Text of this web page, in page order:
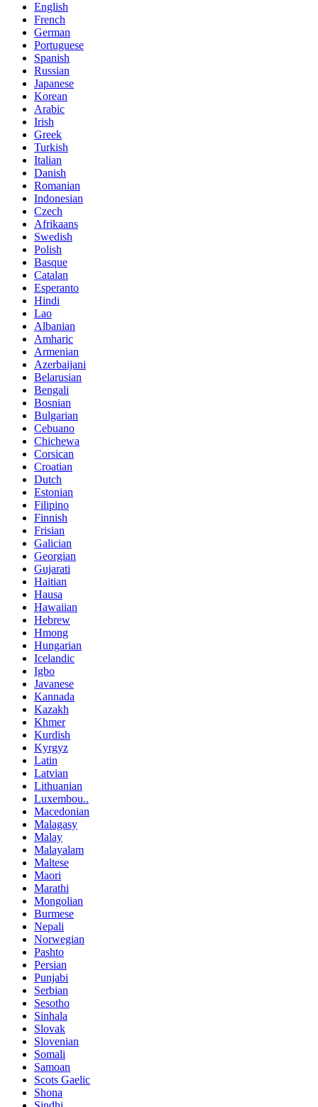
English
French
German
Portuguese
Spanish
Russian
Japanese
Korean
Arabic
Irish
Greek
Turkish
Italian
Danish
Romanian
Indonesian
Czech
Afrikaans
Swedish
Polish
Basque
Catalan
Esperanto
Hindi
Lao
Albanian
Amharic
Armenian
Azerbaijani
Belarusian
Bengali
Bosnian
Bulgarian
Cebuano
Chichewa
Corsican
Croatian
Dutch
Estonian
Filipino
Finnish
Frisian
Galician
Georgian
Gujarati
Haitian
Hausa
Hawaiian
Hebrew
Hmong
Hungarian
Icelandic
Igbo
Javanese
Kannada
Kazakh
Khmer
Kurdish
Kyrgyz
Latin
Latvian
Lithuanian
Luxembou..
Macedonian
Malagasy
Malay
Malayalam
Maltese
Maori
Marathi
Mongolian
Burmese
Nepali
Norwegian
Pashto
Persian
Punjabi
Serbian
Sesotho
Sinhala
Slovak
Slovenian
Somali
Samoan
Scots Gaelic
Shona